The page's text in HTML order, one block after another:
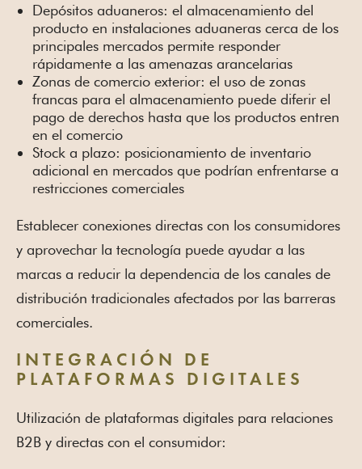
Depósitos aduaneros: el almacenamiento del
producto en instalaciones aduaneras cerca de los
principales mercados permite responder
rápidamente a las amenazas arancelarias
Zonas de comercio exterior: el uso de zonas
francas para el almacenamiento puede diferir el
pago de derechos hasta que los productos entren
en el comercio
Stock a plazo: posicionamiento de inventario
adicional en mercados que podrían enfrentarse a
restricciones comerciales
Establecer conexiones directas con los consumidores
y aprovechar la tecnología puede ayudar a las
marcas a reducir la dependencia de los canales de
distribución tradicionales afectados por las barreras
comerciales.
INTEGRACIÓN DE
PLATAFORMAS DIGITALES
Utilización de plataformas digitales para relaciones
B2B y directas con el consumidor: